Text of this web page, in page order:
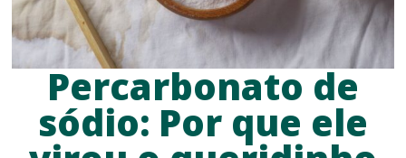
Percarbonato de
sódio: Por que ele